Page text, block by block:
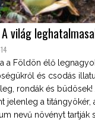
világ
a Földön élő
és csodás
rondák és büdösek!
jelenleg a titángyökér,
nevű növényt tartják